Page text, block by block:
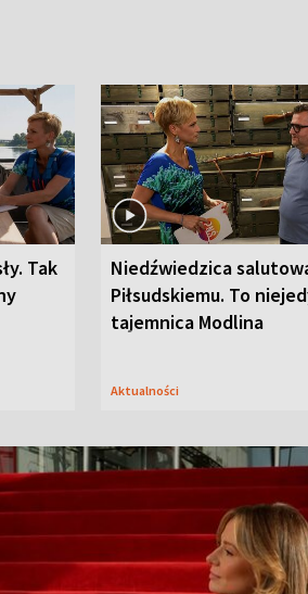
Tak
Niedźwiedzica
Piłsudskiemu. To
tajemnica Modlina
Aktualności